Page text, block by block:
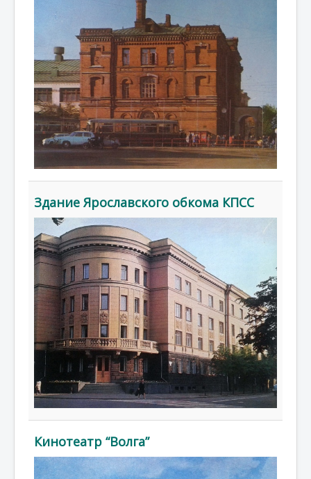
Здание Ярославского обкома КПСС
Кинотеатр “Волга”